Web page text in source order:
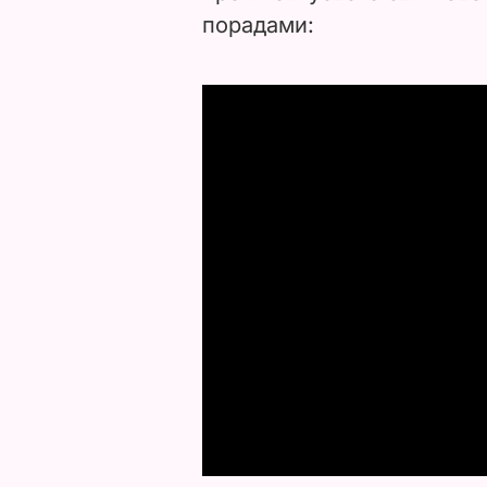
порадами: